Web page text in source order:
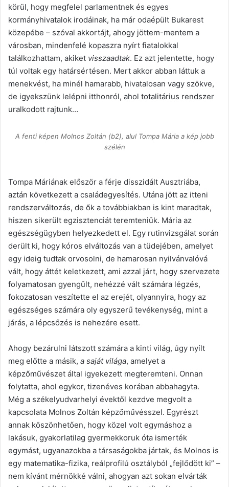
körül, hogy megfelel parlamentnek és egyes
kormányhivatalok irodáinak, ha már odaépült Bukarest
közepébe – szóval akkortájt, ahogy jöttem-mentem a
városban, mindenfelé kopaszra nyírt fiatalokkal
találkozhattam, akiket visszaadtak. Ez azt jelentette, hogy
túl voltak egy határsértésen. Mert akkor abban láttuk a
menekvést, ha minél hamarabb, hivatalosan vagy szökve,
de igyekszünk lelépni itthonról, ahol totalitárius rendszer
uralkodott rajtunk…
A fenti képen Molnos Zoltán (b2), alul Tompa Mária a kép jobb
szélén
Tompa Máriának először a férje disszidált Ausztriába,
aztán következett a családegyesítés. Utána jött az itteni
rendszerváltozás, de ők a továbbiakban is kint maradtak,
hiszen sikerült egzisztenciát teremteniük. Mária az
egészségügyben helyezkedett el. Egy rutinvizsgálat során
derült ki, hogy kóros elváltozás van a tüdejében, amelyet
egy ideig tudtak orvosolni, de hamarosan nyilvánvalóvá
vált, hogy áttét keletkezett, ami azzal járt, hogy szervezete
folyamatosan gyengült, nehézzé vált számára légzés,
fokozatosan veszítette el az erejét, olyannyira, hogy az
egészséges számára oly egyszerű tevékenység, mint a
járás, a lépcsőzés is nehezére esett.
Ahogy bezárulni látszott számára a kinti világ, úgy nyílt
meg előtte a másik, a saját világa, amelyet a
képzőművészet által igyekezett megteremteni. Onnan
folytatta, ahol egykor, tizenéves korában abbahagyta.
Még a székelyudvarhelyi évektől kezdve megvolt a
kapcsolata Molnos Zoltán képzőművésszel. Egyrészt
annak köszönhetően, hogy közel volt egymáshoz a
lakásuk, gyakorlatilag gyermekkoruk óta ismerték
egymást, ugyanazokba a társaságokba jártak, és Molnos is
egy matematika-fizika, reálprofilú osztályból „fejlődött ki” –
nem kívánt mérnökké válni, ahogyan azt sokan elvárták